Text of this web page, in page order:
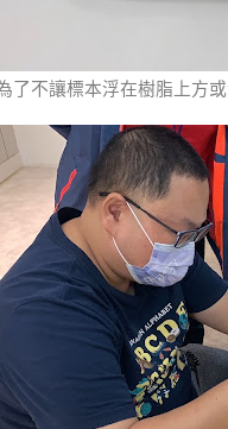
了不讓標本浮在樹脂上方